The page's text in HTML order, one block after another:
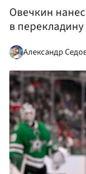
Овечкин
в
Александр